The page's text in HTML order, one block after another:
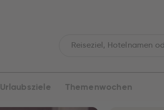
Urlaubsziele Themenwochen